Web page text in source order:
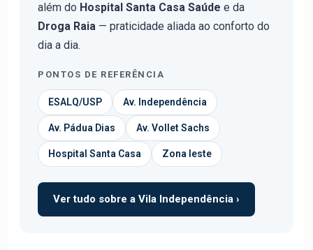
além do Hospital Santa Casa Saúde e da
Droga Raia — praticidade aliada ao conforto do
dia a dia.
PONTOS DE REFERÊNCIA
ESALQ/USP Av. Independência
Av. Pádua Dias Av. Vollet Sachs
Hospital Santa Casa Zona leste
Ver tudo sobre a Vila Independência ›